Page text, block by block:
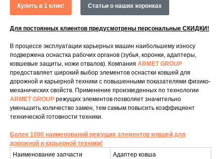
Купить в 1 клик! Статьи о наших коронках
Для постоянных клиентов предусмотрены персональные СКИДКИ!
В процессе эксплуатации карьерных машин наибольшему износу
подвержена оснастка рабочих органов (зубья, коронки, адаптеры,
ковшевые защиты, ножи отвалов). Компания ARMET GROUP
предоставляет широкий выбор элементов оснастки ковшей для
дорожной и карьерной техники с повышенными показателями физико-
механических свойств. Применение произведенных по технологии
ARMET GROUP режущих элементов позволяет значительно
уменьшить количество замен, тем самым повысить коэффициент
технической готовности техники.
Более 1000 наименований режущих элементов ковшей для
дорожной и карьерной техники!
Наименование запчасти
Адаптер ковша